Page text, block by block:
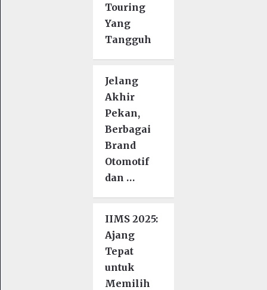
Touring
Yang
Tangguh
Jelang
Akhir
Pekan,
Berbagai
Brand
Otomotif
dan …
IIMS 2025:
Ajang
Tepat
untuk
Memilih